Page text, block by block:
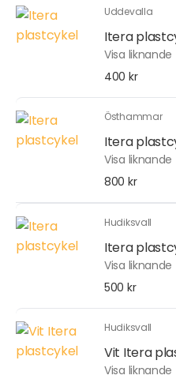
Uddevalla
Itera
Visa liknande
400 kr
Östhammar
Itera
Visa liknande
800 kr
Hudiksvall
Itera
Visa liknande
500 kr
Hudiksvall
Vit Itera
Visa liknande